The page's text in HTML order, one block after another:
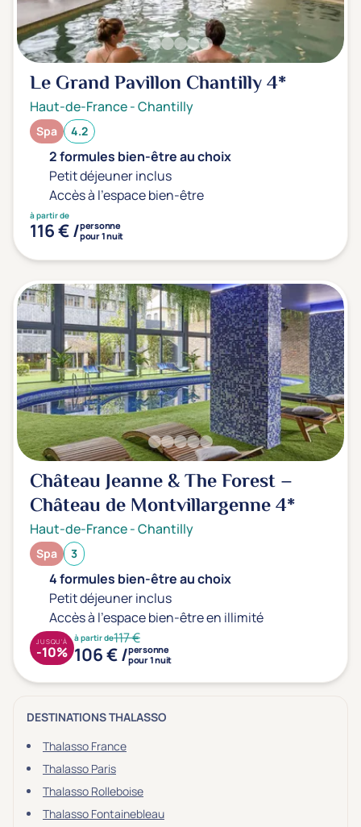
Le Grand Pavillon Chantilly4*
Haut-de-France-Chantilly
Spa 4.2
2 formules bien-être au choix
Petit déjeuner inclus
Accès à l'espace bien-être
à partir de
116 € /personne
pour 1 nuit
Château Jeanne & The Forest –
Château de Montvillargenne4*
Haut-de-France-Chantilly
Spa 3
4 formules bien-être au choix
Petit déjeuner inclus
Accès à l'espace bien-être en illimité
à partir de117 €
106 € /personne
pour 1 nuit
JUSQU'À
-10%
DESTINATIONS THALASSO
Thalasso France
Thalasso Paris
Thalasso Rolleboise
Thalasso Fontainebleau